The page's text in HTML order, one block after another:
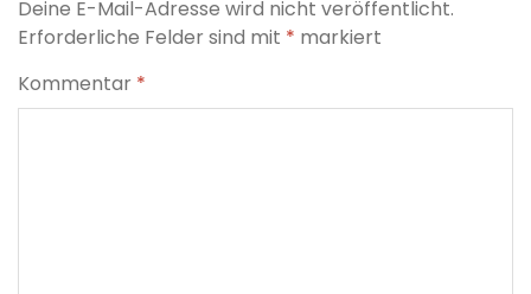
Deine E-Mail-Adresse wird nicht veröffentlicht.
Erforderliche Felder sind mit * markiert
Kommentar *